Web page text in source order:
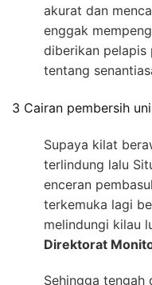
akurat dan
enggak
diberikan
tentang
3 Cairan pembersih
Supaya kilat
terlindung lalu
enceran
terkemuka lagi
melindungi kilau
Direktorat
Sehingga tengah